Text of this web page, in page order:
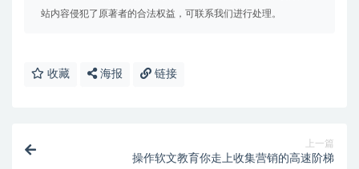
站内容侵犯了原著者的合法权益，可联系我们进行处理。
收藏 海报 链接
上一篇
操作软文教育你走上收集营销的高速阶梯